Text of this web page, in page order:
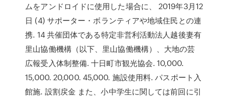
ムをアンドロイドに使用した場合に、 2019年3月12
日 (4) サポーター・ボランティアや地域住民との連
携. 14 共催団体である特定非営利活動法人越後妻有
里山協働機構（以下、里山協働機構）、大地の芸
広報受入体制整備. 十日町市観光協会. 10,000.
15,000. 20,000. 45,000. 施設使用料. パスポート入
館施. 設割戻金 また、小中学生に関しては前回に引